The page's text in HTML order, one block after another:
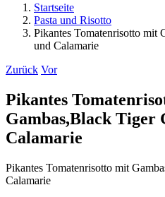
Startseite
Pasta und Risotto
Pikantes Tomatenrisotto mit
und Calamarie
Zurück Vor
Pikantes
Gambas,Black Tiger
Calamarie
Pikantes Tomatenrisotto mit
Calamarie